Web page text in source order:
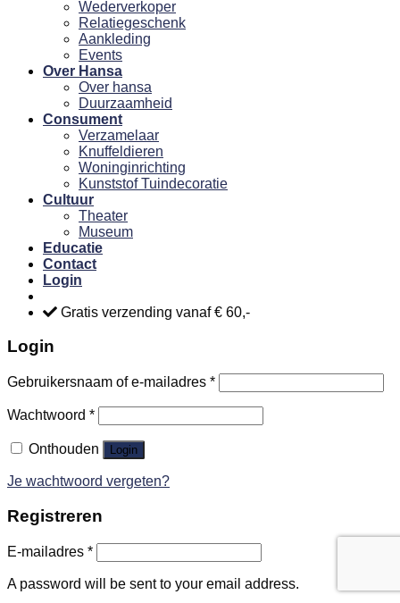
Wederverkoper
Relatiegeschenk
Aankleding
Events
Over Hansa
Over hansa
Duurzaamheid
Consument
Verzamelaar
Knuffeldieren
Woninginrichting
Kunststof Tuindecoratie
Cultuur
Theater
Museum
Educatie
Contact
Login
Gratis verzending vanaf € 60,-
Login
Gebruikersnaam of e-mailadres *
Wachtwoord *
Onthouden Login
Je wachtwoord vergeten?
Registreren
E-mailadres *
A password will be sent to your email address.